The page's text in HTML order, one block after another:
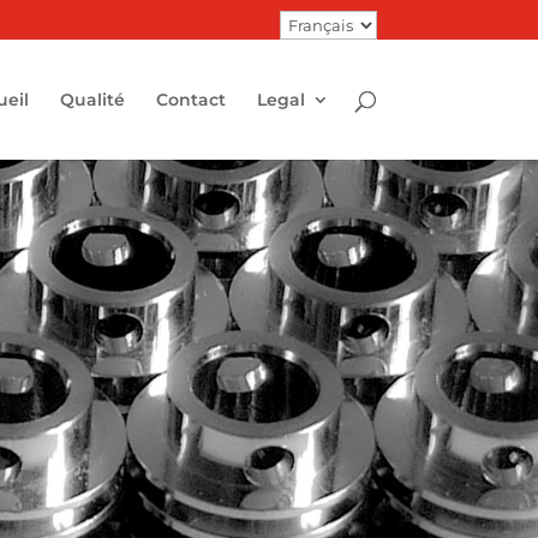
Choisir
une
langue
Qualité Contact Legal